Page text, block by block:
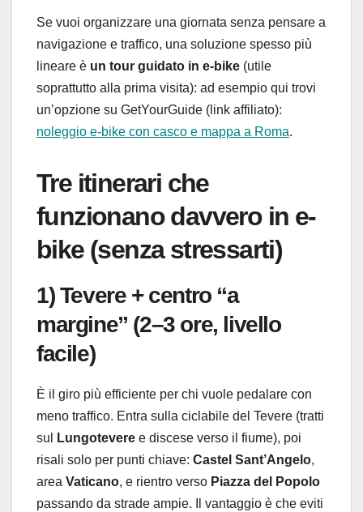
Se vuoi organizzare una giornata senza pensare a
navigazione e traffico, una soluzione spesso più
lineare è un tour guidato in e-bike (utile
soprattutto alla prima visita): ad esempio qui trovi
un’opzione su GetYourGuide (link affiliato):
noleggio e-bike con casco e mappa a Roma.
Tre itinerari che
funzionano davvero in e-
bike (senza stressarti)
1) Tevere + centro “a
margine” (2–3 ore, livello
facile)
È il giro più efficiente per chi vuole pedalare con
meno traffico. Entra sulla ciclabile del Tevere (tratti
sul
Lungotevere e discese verso il fiume), poi
risali solo per punti chiave: Castel Sant’Angelo,
area Vaticano, e rientro verso Piazza del Popolo
passando da strade ampie. Il vantaggio è che eviti